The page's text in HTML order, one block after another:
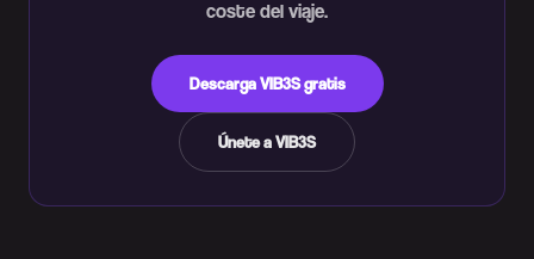
coste del viaje.
Descarga VIB3S gratis
Únete a VIB3S